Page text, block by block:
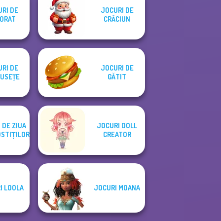
DE
JOCURI DE
CRĂCIUN
DE
JOCURI DE
GĂTIT
ZIUA
JOCURI DOLL
CREATOR
LOOLA JOCURI MOANA